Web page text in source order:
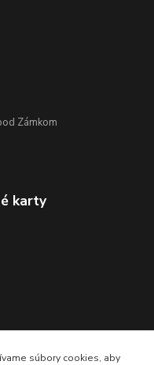
Zámkom
karty
súbory cookies, aby